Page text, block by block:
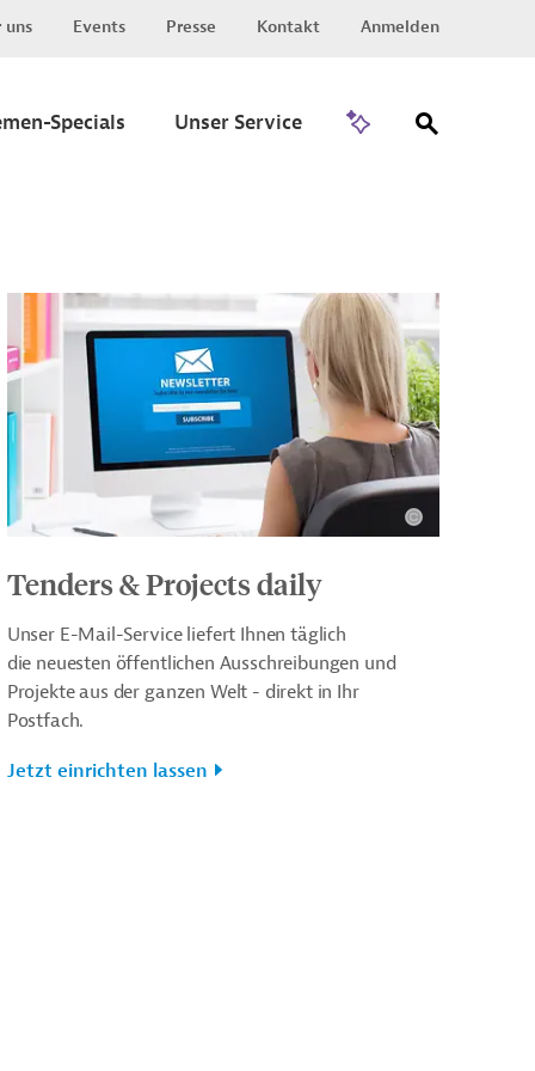
uns Events Presse Kontakt Anmelden
Specials Unser Service
Tenders & Projects daily
Unser E-Mail-Service liefert Ihnen täglich
die neuesten öffentlichen Ausschreibungen und
Projekte aus der ganzen Welt - direkt in Ihr
Postfach.
Jetzt einrichten lassen